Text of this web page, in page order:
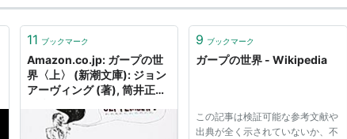
11 ブックマーク
Amazon.co.jp: ガープの世
界〈上〉 (新潮文庫): ジョン
アーヴィング (著), 筒井正明
9 ブックマーク
ガープの世界 - Wikipedia
この記事は検証可能な参考文献や
出典が全く示されていないか、不